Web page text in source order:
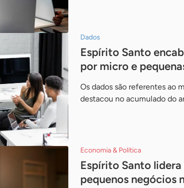
Dados
Espírito Santo
por micro e
Os dados são referentes ao
destacou no acumulado do
Economia & Política
Espírito Santo
pequenos negócios